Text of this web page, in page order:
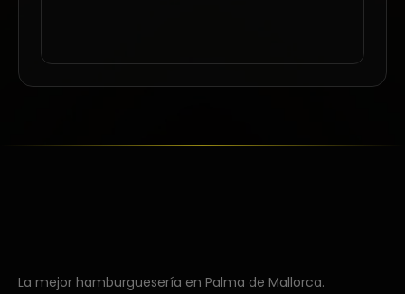
La mejor hamburguesería en Palma de Mallorca.